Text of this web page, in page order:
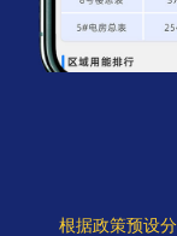
根据政策预设